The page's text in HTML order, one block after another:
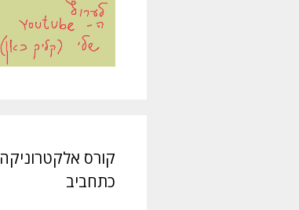
קורס אלקטרוניקה
כתחביב